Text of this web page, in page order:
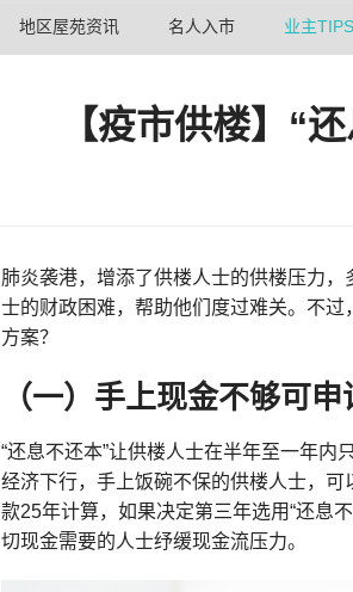
地区屋苑资讯 名人入市 业主TIPS
【疫市供楼】“
肺炎袭港，增添了供楼人士的供楼压力
士的财政困难，帮助他们度过难关。不
方案？
（一）手上现金不够可申
“还息不还本”让供楼人士在半年至一年
经济下行，手上饭碗不保的供楼人士，可
款25年计算，如果决定第三年选用“还息
切现金需要的人士纾缓现金流压力。